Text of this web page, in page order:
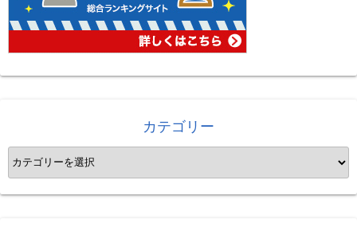
カテゴリー
カ
テ
ゴ